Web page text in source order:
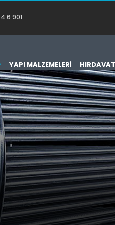
6 901
YAPI MALZEMELERI HIRDAVAT